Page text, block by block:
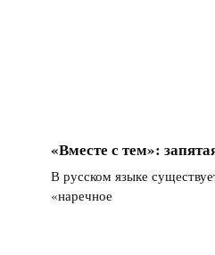
«Вместе с тем»:
В русском языке
«наречное